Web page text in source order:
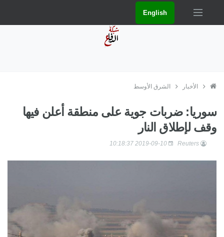
English
الأخبار الشرق الأوسط
سوريا: ضربات جوية على منطقة أعلن فيها
وقف لإطلاق النار
Reuters